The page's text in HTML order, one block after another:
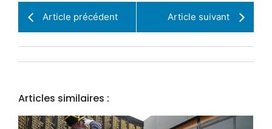
Article précédent Article suivant
Articles similaires :